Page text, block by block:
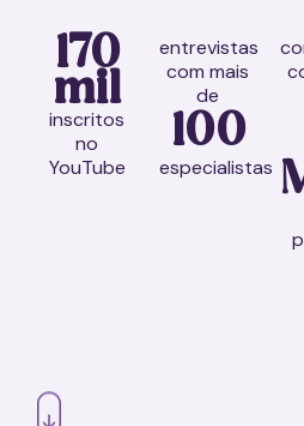
170
mil
inscritos
no
YouTube
entrevistas
com mais
de
100
especialistas